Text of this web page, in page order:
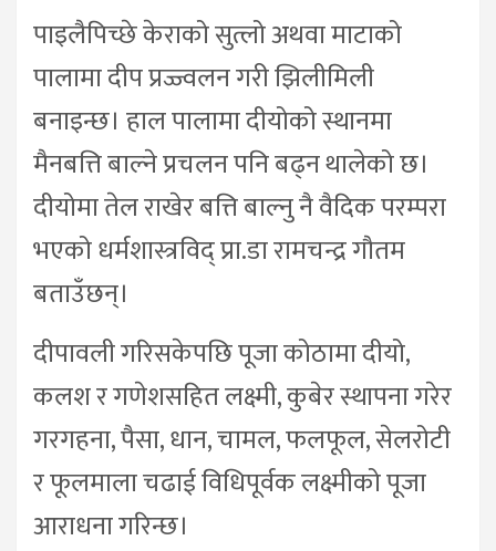
पाइलैपिच्छे केराको सुत्लो अथवा माटाको
पालामा दीप प्रज्ज्वलन गरी झिलीमिली
बनाइन्छ। हाल पालामा दीयोको स्थानमा
मैनबत्ति बाल्ने प्रचलन पनि बढ्न थालेको छ।
दीयोमा तेल राखेर बत्ति बाल्नु नै वैदिक परम्परा
भएको धर्मशास्त्रविद् प्रा.डा रामचन्द्र गौतम
बताउँछन्।
दीपावली गरिसकेपछि पूजा कोठामा दीयो,
कलश र गणेशसहित लक्ष्मी, कुबेर स्थापना गरेर
गरगहना, पैसा, धान, चामल, फलफूल, सेलरोटी
र फूलमाला चढाई विधिपूर्वक लक्ष्मीको पूजा
आराधना गरिन्छ।